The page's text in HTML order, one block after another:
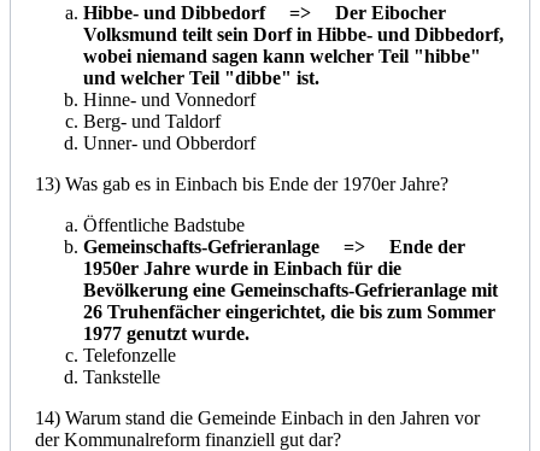
Hibbe- und Dibbedorf => Der Eibocher
Volksmund teilt sein Dorf in Hibbe- und Dibbedorf,
wobei niemand sagen kann welcher Teil "hibbe"
und welcher Teil "dibbe" ist.
Hinne- und Vonnedorf
Berg- und Taldorf
Unner- und Obberdorf
13) Was gab es in Einbach bis Ende der 1970er Jahre?
Öffentliche Badstube
Gemeinschafts-Gefrieranlage => Ende der
1950er Jahre wurde in Einbach für die
Bevölkerung eine Gemeinschafts-Gefrieranlage mit
26 Truhenfächer eingerichtet, die bis zum Sommer
1977 genutzt wurde.
Telefonzelle
Tankstelle
14) Warum stand die Gemeinde Einbach in den Jahren vor
der Kommunalreform finanziell gut dar?